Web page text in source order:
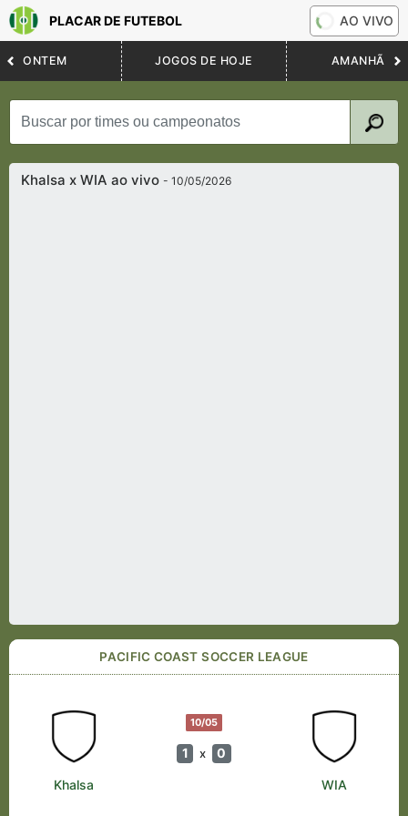
PLACAR DE FUTEBOL AO VIVO
ONTEM JOGOS DE HOJE AMANHÃ
Khalsa x WIA ao vivo- 10/05/2026
PACIFIC COAST SOCCER LEAGUE
10/05
1 x 0
Khalsa WIA